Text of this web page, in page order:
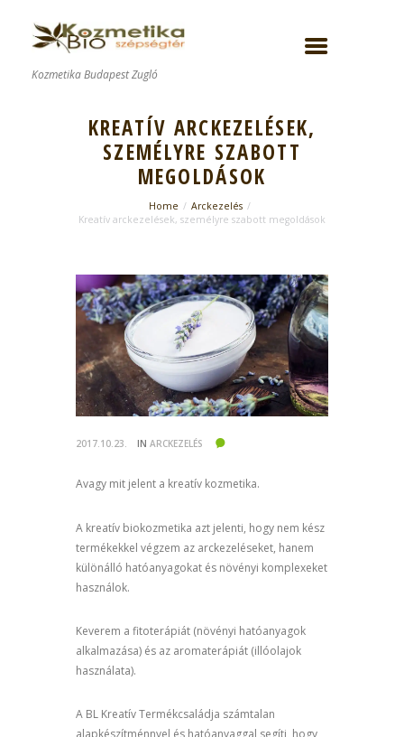
Kozmetika Budapest Zugló
KREATÍV ARCKEZELÉSEK,
SZEMÉLYRE SZABOTT
MEGOLDÁSOK
Home
Arckezelés
Kreatív arckezelések, személyre szabott megoldások
2017.10.23. IN ARCKEZELÉS
Avagy mit jelent a kreatív kozmetika.
A kreatív biokozmetika azt jelenti, hogy nem kész
termékekkel végzem az arckezeléseket, hanem
különálló hatóanyagokat és növényi komplexeket
használok.
Keverem a fitoterápiát (növényi hatóanyagok
alkalmazása) és az aromaterápiát (illóolajok
használata).
A BL Kreatív Termékcsaládja számtalan